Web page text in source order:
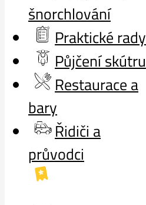
šnorchlování
Praktické rady
Půjčení skútru
Restaurace a
bary
Řidiči a
průvodci